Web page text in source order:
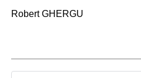
Robert GHERGU